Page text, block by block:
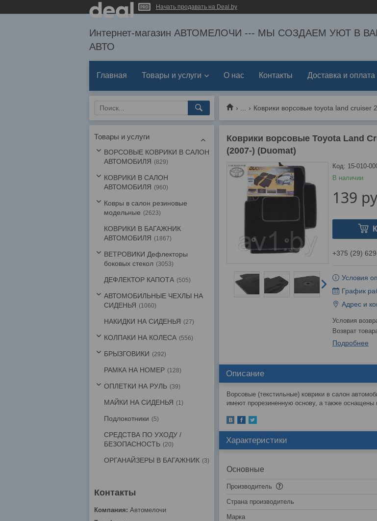
Начать продавать на Deal.by
Интернет-магазин АВТОМЕЛОЧИ --- МЫ СОЗДАЕМ УЮТ В
АВТО
Главная Товары и услуги О нас Контакты Доставка и оплата
Коврики ворсовые toyota land cruiser
Коврики ворсовые Toyota Land
(2007-) (Duomat)
В наличии
Код: 15-010-
139
+375 (29)
Условия
График
Адрес и
возврат
Подробнее
Описание
Ворсовые (текстильные) коврики в салон
имеют прорезиненную основу, а также
Характеристики
Основные
Производитель
Страна производитель
Марка
Товары и услуги
ВОРСОВЫЕ КОВРИКИ В САЛОН
АВТОМОБИЛЯ
829
КОВРИКИ В САЛОН
АВТОМОБИЛЯ
960
Ковры в салон резиновые
модельные
2623
КОВРИКИ В БАГАЖНИК
АВТОМОБИЛЯ
1867
ВЕТРОВИКИ Дефлекторы
боковых стекол
3053
ДЕФЛЕКТОР КАПОТА 505
АВТОМОБИЛЬНЫЕ ЧЕХЛЫ НА
СИДЕНЬЯ
1060
НАКИДКИ НА СИДЕНЬЯ 27
КОЛПАКИ НА КОЛЕСА 556
БРЫЗГОВИКИ 292
РАМКА НА НОМЕР 128
ОПЛЕТКИ НА РУЛЬ 39
МАЙКИ НА СИДЕНЬЯ 1
Подлокотники 5
СРЕДСТВА ПО УХОДУ /
БЕЗОПАСНОСТЬ
20
ОРГАНАЙЗЕРЫ В БАГАЖНИК 3
Автомелочи